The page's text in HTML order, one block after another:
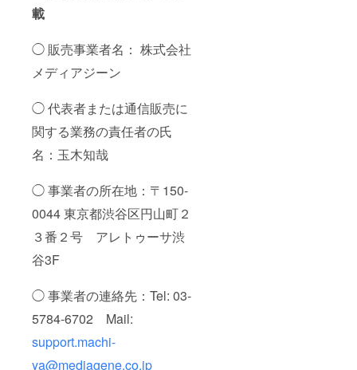
載
◯ 販売事業者名： 株式会社
メディアジーン
◯ 代表者または通信販売に
関する業務の責任者の氏
名：玉木知哉
◯ 事業者の所在地：〒150-
0044 東京都渋谷区円山町２
３番２号 アレトゥーサ渋
谷3F
◯ 事業者の連絡先：Tel: 03-
5784-6702 Mail:
support.machi-
ya@mediagene.co.jp